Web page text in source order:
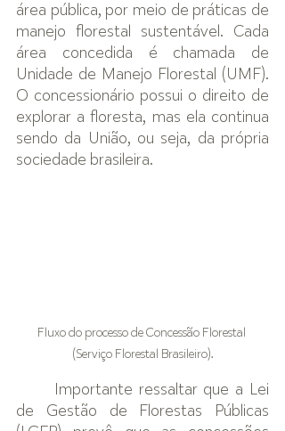
área pública, por meio de práticas de
manejo florestal sustentável. Cada
área concedida é chamada de
Unidade de Manejo Florestal (UMF).
O concessionário possui o direito de
explorar a floresta, mas ela continua
sendo da União, ou seja, da própria
sociedade brasileira.
Fluxo do processo de Concessão Florestal
(Serviço Florestal Brasileiro).
Importante ressaltar que a Lei
de Gestão de Florestas Públicas